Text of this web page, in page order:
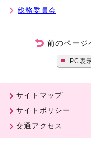
総務委員会
前のページ
PC表
サイトマップ
サイトポリシー
交通アクセス